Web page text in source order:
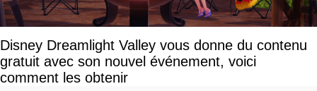
Disney Dreamlight Valley vous donne du contenu
gratuit avec son nouvel événement, voici
comment les obtenir